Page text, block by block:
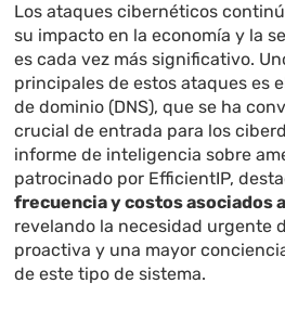
Los ataques cibernéticos
su impacto en la economía y la
es cada vez más significativo.
principales de estos ataques es
de dominio (DNS), que se ha
crucial de entrada para los
informe de inteligencia sobre
patrocinado por EfficientIP,
frecuencia y costos asociados
revelando la necesidad urgente
proactiva y una mayor
de este tipo de sistema.